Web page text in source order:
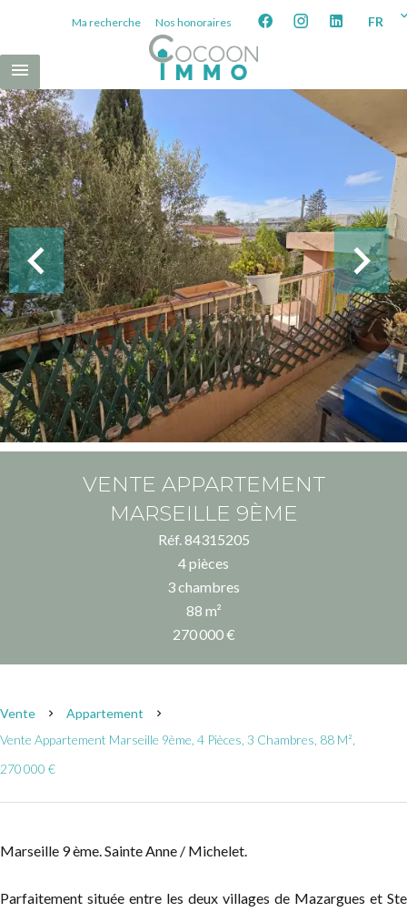
Ma recherche Nos honoraires FR
VENTE APPARTEMENT
MARSEILLE 9ÈME
Réf. 84315205
4 pièces
3 chambres
88 m²
270 000 €
Vente
Appartement
Vente Appartement Marseille 9ème, 4 Pièces, 3 Chambres, 88 M²,
270 000 €
Marseille 9 ème. Sainte Anne / Michelet.
Parfaitement située entre les deux villages de Mazargues et Ste